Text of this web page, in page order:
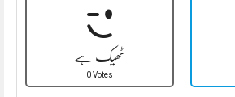
ٹھیک ہے
0 Votes